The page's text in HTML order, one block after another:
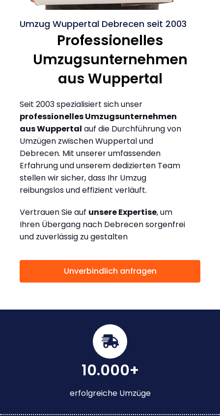
Umzug Wuppertal Debrecen seit 2003
Professionelles
Umzugsunternehmen
aus Wuppertal
Seit 2003 spezialisiert sich unser
professionelles Umzugsunternehmen
aus Wuppertal auf die Durchführung von
Umzügen zwischen Wuppertal und
Debrecen. Mit unserer umfassenden
Erfahrung und unserem dedizierten Team
stellen wir sicher, dass Ihr Umzug
reibungslos und effizient verläuft.
Vertrauen Sie auf unsere Expertise, um
Ihren Übergang nach Debrecen sorgenfrei
und zuverlässig zu gestalten
Unverbindlich anfragen
10.000+
erfolgreiche Umzüge